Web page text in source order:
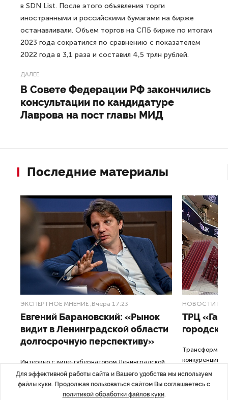
в SDN List. После этого объявления торги
иностранными и российскими бумагами на бирже
останавливали. Объем торгов на СПБ бирже по итогам
2023 года сократился по сравнению с показателем
2022 года в 3,1 раза и составил 4,5 трлн рублей.
ДАЛЕЕ
В Совете Федерации РФ закончились
консультации по кандидатуре
Лаврова на пост главы МИД
Последние материалы
ЭКСПЕРТНОЕ МНЕНИЕ ,Вчера 17:23
Евгений Барановский: «Рынок
видит в Ленинградской области
долгосрочную перспективу»
Интервью с вице-губернатором Ленинградской
области Евгением Барановским.
НОВОСТИ
ТРЦ
конкуренции
Для эффективной работы сайта и Вашего удобства мы используем
файлы куки. Продолжая пользоваться сайтом Вы соглашаетесь с
политикой обработки файлов куки.